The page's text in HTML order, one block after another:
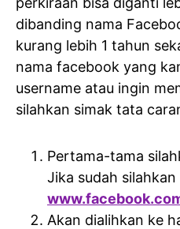
dibanding nama
kurang lebih 1 tahun
nama facebook yang
username atau ingin
silahkan simak tata
Pertama-tama
Jika sudah silahkan
Akan dialihkan ke